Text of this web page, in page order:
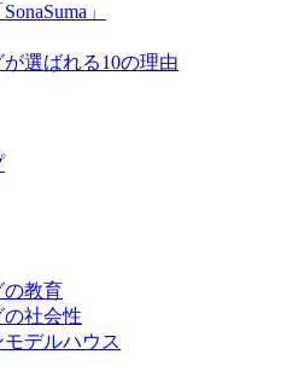
」
選ばれる10の理由
の教育
社会性
デルハウス